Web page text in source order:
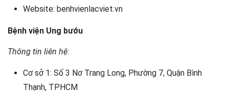
Website: benhvienlacviet.vn
Bệnh viện Ung bướu
Thông tin liên hệ:
Cơ sở 1: Số 3 Nơ Trang Long, Phường 7, Quận Bình
Thạnh, TPHCM